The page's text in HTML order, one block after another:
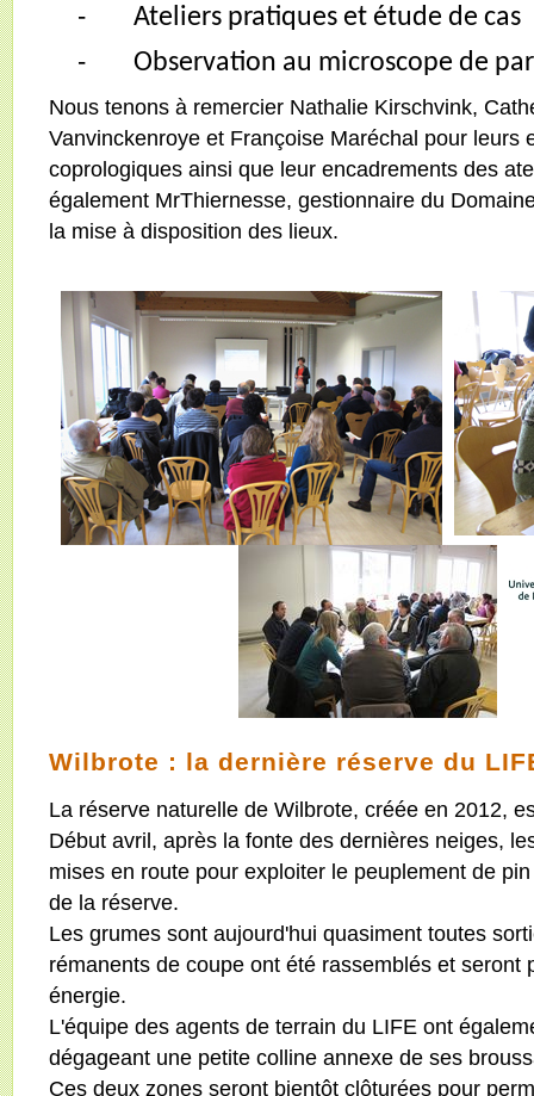
- Ateliers pratiques et étude de cas
- Observation au microscope de
Nous tenons à remercier Nathalie Kirschvink,
Vanvinckenroye et Françoise Maréchal pour leurs
coprologiques ainsi que leur encadrements des
également MrThiernesse, gestionnaire du
la mise à disposition des lieux.
Wilbrote : la dernière réserve du
La réserve naturelle de Wilbrote, créée en 2012,
Début avril, après la fonte des dernières neiges,
mises en route pour exploiter le peuplement de
de la réserve.
Les grumes sont aujourd'hui quasiment toutes
rémanents de coupe ont été rassemblés et seront
énergie.
L'équipe des agents de terrain du LIFE ont
dégageant une petite colline annexe de ses
Ces deux zones seront bientôt clôturées pour